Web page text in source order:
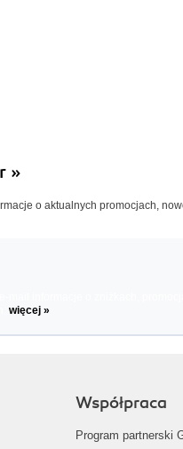
»
o aktualnych promocjach,
więcej »
Współpraca
Program partnerski